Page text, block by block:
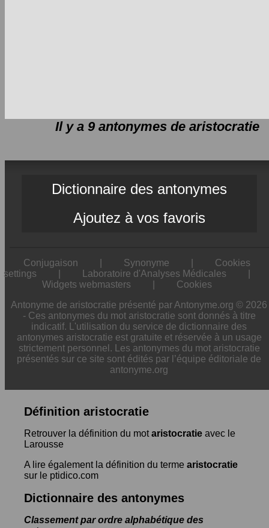
Il y a 9 antonymes de aristocratie
Dictionnaire des antonymes
Ajoutez à vos favoris
Conjugaison Synonyme
Cookies
settings
Laboratoire d'Analyses Médicales
Widgets webmasters
Cookies
Antonyme de aristocratie présenté par Antonyme.org © 2026
- Ces antonymes du mot aristocratie sont donnés à titre
indicatif. L'utilisation du service de dictionnaire des
antonymes aristocratie est gratuite et réservée à un usage
strictement personnel. Les antonymes du mot aristocratie
présentés sur ce site sont édités par l’équipe éditoriale de
antonyme.org
Définition aristocratie
Retrouver la définition du motaristocratie avec le
Larousse
A lire également la définition du terme aristocratie
sur le ptidico.com
Dictionnaire des antonymes
Classement par ordre alphabétique des